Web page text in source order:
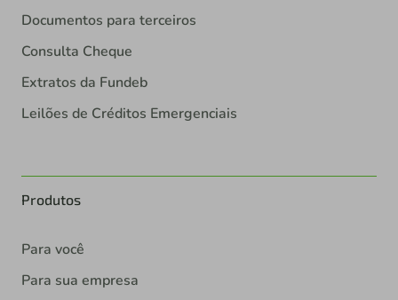
Documentos para terceiros
Consulta Cheque
Extratos da Fundeb
Leilões de Créditos Emergenciais
Produtos
Para você
Para sua empresa